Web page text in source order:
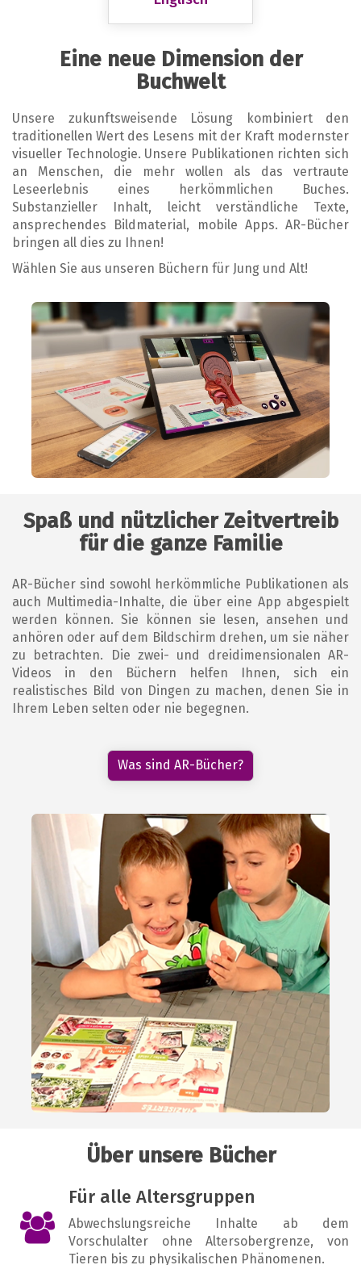
Eine neue Dimension der
Buchwelt
Unsere zukunftsweisende Lösung kombiniert den
traditionellen Wert des Lesens mit der Kraft modernster
visueller Technologie. Unsere Publikationen richten sich
an Menschen, die mehr wollen als das vertraute
Leseerlebnis eines herkömmlichen Buches.
Substanzieller Inhalt, leicht verständliche Texte,
ansprechendes Bildmaterial, mobile Apps. AR-Bücher
bringen all dies zu Ihnen!
Wählen Sie aus unseren Büchern für Jung und Alt!
Spaß und nützlicher Zeitvertreib
für die ganze Familie
AR-Bücher sind sowohl herkömmliche Publikationen als
auch Multimedia-Inhalte, die über eine App abgespielt
werden können. Sie können sie lesen, ansehen und
anhören oder auf dem Bildschirm drehen, um sie näher
zu betrachten. Die zwei- und dreidimensionalen AR-
Videos in den Büchern helfen Ihnen, sich ein
realistisches Bild von Dingen zu machen, denen Sie in
Ihrem Leben selten oder nie begegnen.
Was sind AR-Bücher?
Über unsere Bücher
Für alle Altersgruppen
Abwechslungsreiche Inhalte ab dem
Vorschulalter ohne Altersobergrenze, von
Tieren bis zu physikalischen Phänomenen.